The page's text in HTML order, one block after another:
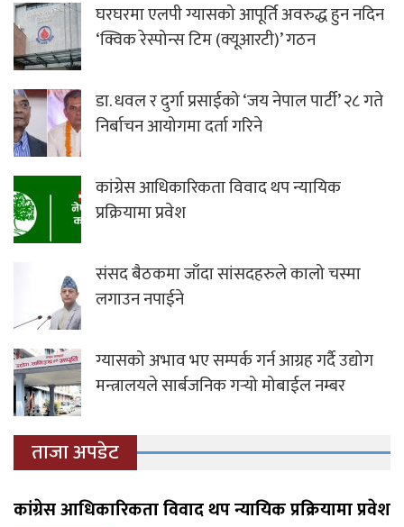
घरघरमा एलपी ग्यासको आपूर्ति अवरुद्ध हुन नदिन
‘क्विक रेस्पोन्स टिम (क्यूआरटी)’ गठन
डा. धवल र दुर्गा प्रसाईको ‘जय नेपाल पार्टी’ २८ गते
निर्बाचन आयोगमा दर्ता गरिने
कांग्रेस आधिकारिकता विवाद थप न्यायिक
प्रक्रियामा प्रवेश
संसद बैठकमा जाँदा सांसदहरुले कालो चस्मा
लगाउन नपाईने
ग्यासको अभाव भए सम्पर्क गर्न आग्रह गर्दै उद्योग
मन्त्रालयले सार्बजनिक गर्‍यो मोबाईल नम्बर
ताजा अपडेट
कांग्रेस आधिकारिकता विवाद थप न्यायिक प्रक्रियामा प्रवेश